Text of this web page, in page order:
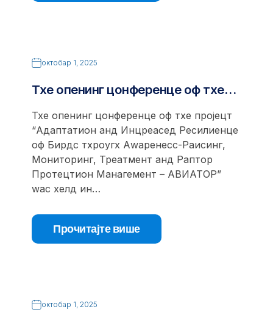
октобар 1, 2025
Тхе опенинг цонференце оф тхе…
Тхе опенинг цонференце оф тхе пројецт
“Адаптатион анд Инцреасед Ресилиенце
оф Бирдс тхроугх Аwаренесс-Раисинг,
Мониторинг, Треатмент анд Раптор
Протецтион Манагемент – АВИАТОР”
wас хелд ин…
Прочитајте више
октобар 1, 2025